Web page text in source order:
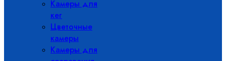
Камеры для
кег
Цветочные
камеры
Камеры для